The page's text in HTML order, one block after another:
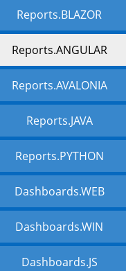
Reports.BLAZOR
Reports.ANGULAR
Reports.AVALONIA
Reports.JAVA
Reports.PYTHON
Dashboards.WEB
Dashboards.WIN
Dashboards.JS